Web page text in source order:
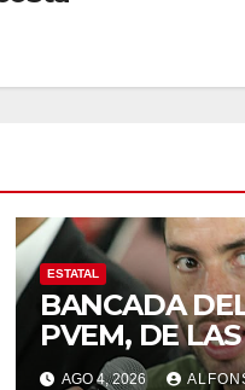
ESTATAL
BANCADA
PVEM, DE
ACTIVAS
AGO 4, 2026